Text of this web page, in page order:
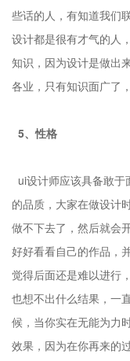
些话的人，有知道我们
设计都是很有才气的人
知识，因为设计是做出
各业，只有知识面广了
5、性格
ui设计师应该具备敢
的品质，大家在做设计
做不下去了，然后就会
好好看看自己的作品，
觉得后面还是难以进行
也想不出什么结果，一
候，当你实在无能为力
效果，因为在你再来的